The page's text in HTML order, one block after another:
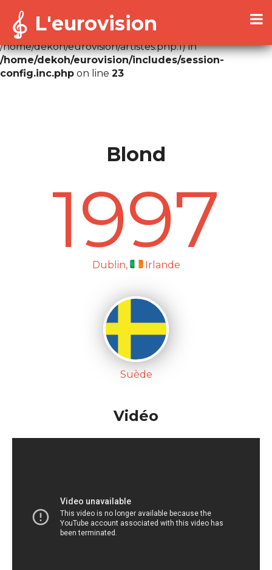
Warning
: Cannot modify header information - headers
already sent by (output started at
/home/dekoh/eurovision/artistes.php:1) in
/home/dekoh/eurovision/includes/session-
config.inc.php on line 23
L'eurovision
Blond
1997
Dublin, Irlande
Suède
Vidéo